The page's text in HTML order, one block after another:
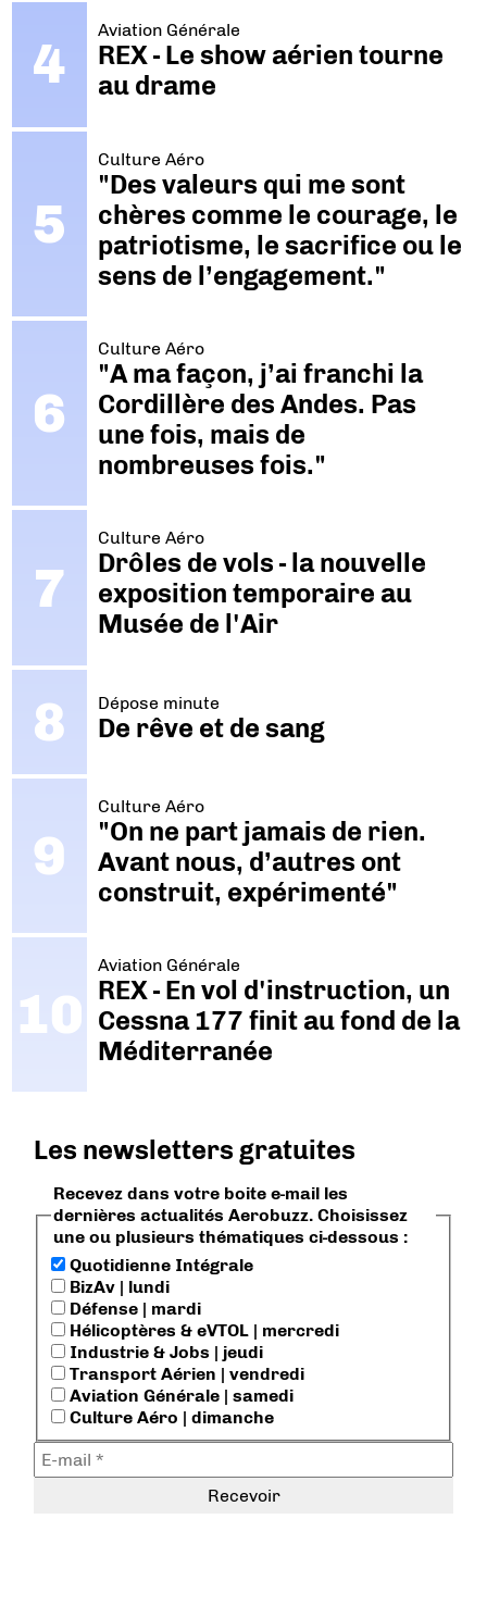
Aviation Générale
REX - Le show aérien tourne
au drame
Culture Aéro
"Des valeurs qui me sont
chères comme le courage, le
patriotisme, le sacrifice ou le
sens de l’engagement."
Culture Aéro
"A ma façon, j’ai franchi la
Cordillère des Andes. Pas
une fois, mais de
nombreuses fois."
Culture Aéro
Drôles de vols - la nouvelle
exposition temporaire au
Musée de l'Air
Dépose minute
De rêve et de sang
Culture Aéro
"On ne part jamais de rien.
Avant nous, d’autres ont
construit, expérimenté"
Aviation Générale
REX - En vol d'instruction, un
Cessna 177 finit au fond de la
Méditerranée
Les newsletters gratuites
Recevez dans votre boite e-mail les
dernières actualités Aerobuzz. Choisissez
une ou plusieurs thématiques ci-dessous :
Quotidienne Intégrale
BizAv | lundi
Défense | mardi
Hélicoptères & eVTOL | mercredi
Industrie & Jobs | jeudi
Transport Aérien | vendredi
Aviation Générale | samedi
Culture Aéro | dimanche